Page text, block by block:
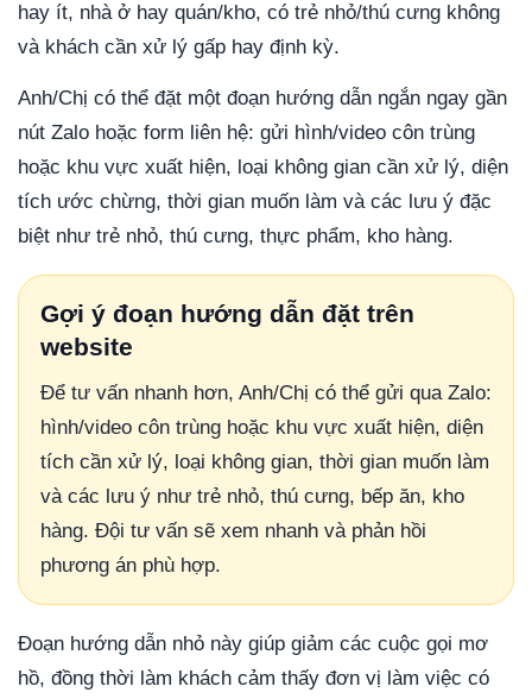
hay ít, nhà ở hay quán/kho, có trẻ nhỏ/thú cưng không
và khách cần xử lý gấp hay định kỳ.
Anh/Chị có thể đặt một đoạn hướng dẫn ngắn ngay gần
nút Zalo hoặc form liên hệ: gửi hình/video côn trùng
hoặc khu vực xuất hiện, loại không gian cần xử lý, diện
tích ước chừng, thời gian muốn làm và các lưu ý đặc
biệt như trẻ nhỏ, thú cưng, thực phẩm, kho hàng.
Gợi ý đoạn hướng dẫn đặt trên
website
Để tư vấn nhanh hơn, Anh/Chị có thể gửi qua Zalo:
hình/video côn trùng hoặc khu vực xuất hiện, diện
tích cần xử lý, loại không gian, thời gian muốn làm
và các lưu ý như trẻ nhỏ, thú cưng, bếp ăn, kho
hàng. Đội tư vấn sẽ xem nhanh và phản hồi
phương án phù hợp.
Đoạn hướng dẫn nhỏ này giúp giảm các cuộc gọi mơ
hồ, đồng thời làm khách cảm thấy đơn vị làm việc có